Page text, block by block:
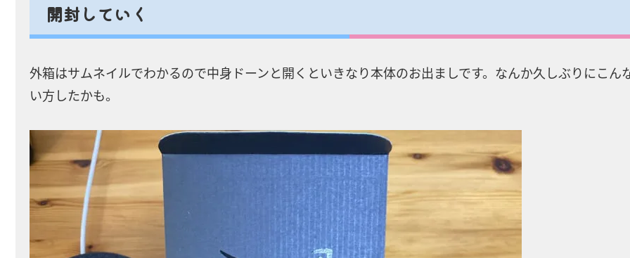
開封していく
外箱はサムネイルでわかるので中身ドーンと開くといきなり本体のお出ましです。なんか久しぶりにこん
い方したかも。